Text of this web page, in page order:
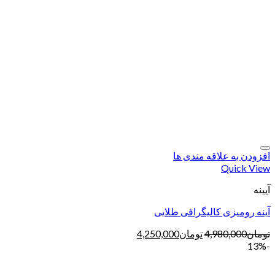
افزودن به علاقه مندی ها
Quick View
آیینه
آینه رومیزی کالیگرافی طلایی
تومان4,980,000تومان4,250,000
-13%